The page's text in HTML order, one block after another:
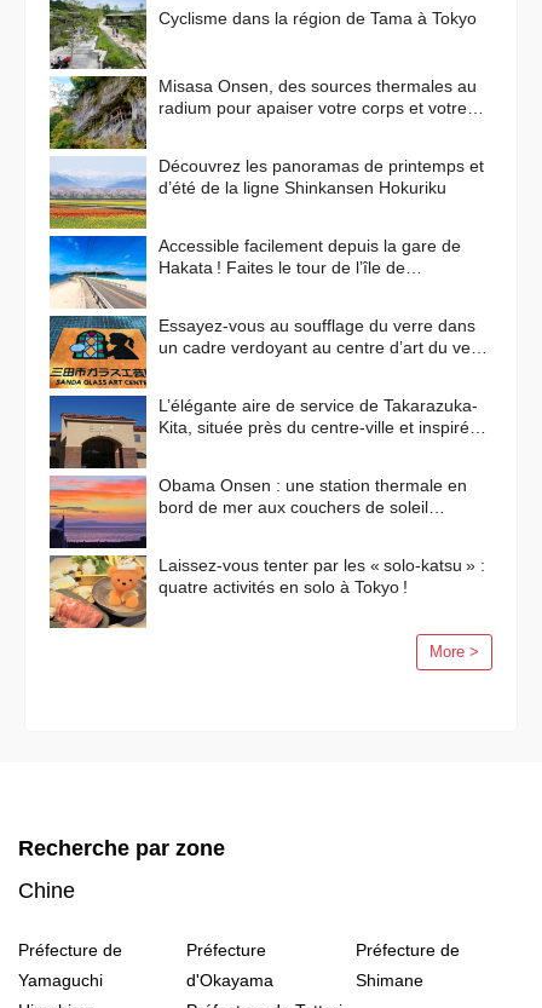
Cyclisme dans la région de Tama à Tokyo
Misasa Onsen, des sources thermales au
radium pour apaiser votre corps et votre
Découvrez les panoramas de printemps et
d’été de la ligne Shinkansen Hokuriku
Accessible facilement depuis la gare de
Hakata ! Faites le tour de l’île de
Essayez-vous au soufflage du verre dans
un cadre verdoyant au centre d’art du verre
L’élégante aire de service de Takarazuka-
Kita, située près du centre-ville et inspirée
Obama Onsen : une station thermale en
bord de mer aux couchers de soleil
Laissez-vous tenter par les « solo-katsu » :
quatre activités en solo à Tokyo !
More >
Recherche par zone
Chine
Préfecture de
Yamaguchi
Préfecture
d'Okayama
Préfecture de
Shimane